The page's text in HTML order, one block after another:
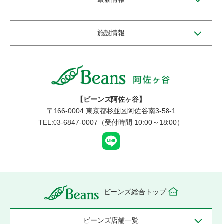
施設情報
【ビーンズ阿佐ヶ谷】
〒 166-0004東京都杉並区阿佐谷南3-58-1
TEL:03-6847-0007（受付時間 10:00～18:00）
ビーンズ総合トップ
ビーンズ店舗一覧